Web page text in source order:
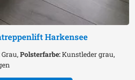
Harkensee
Grau,Polsterfarbe:Kunstleder grau,